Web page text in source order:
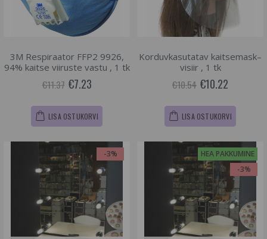
3M Respiraator FFP2 9926,
94% kaitse viiruste vastu , 1 tk
€11.37 €7.23
LISA OSTUKORVI
Korduvkasutatav kaitsemask–
visiir , 1 tk
€10.54 €10.22
LISA OSTUKORVI
-3%
HEA PAKKUMINE
-3%